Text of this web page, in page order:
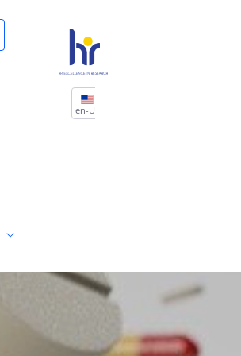
en-US